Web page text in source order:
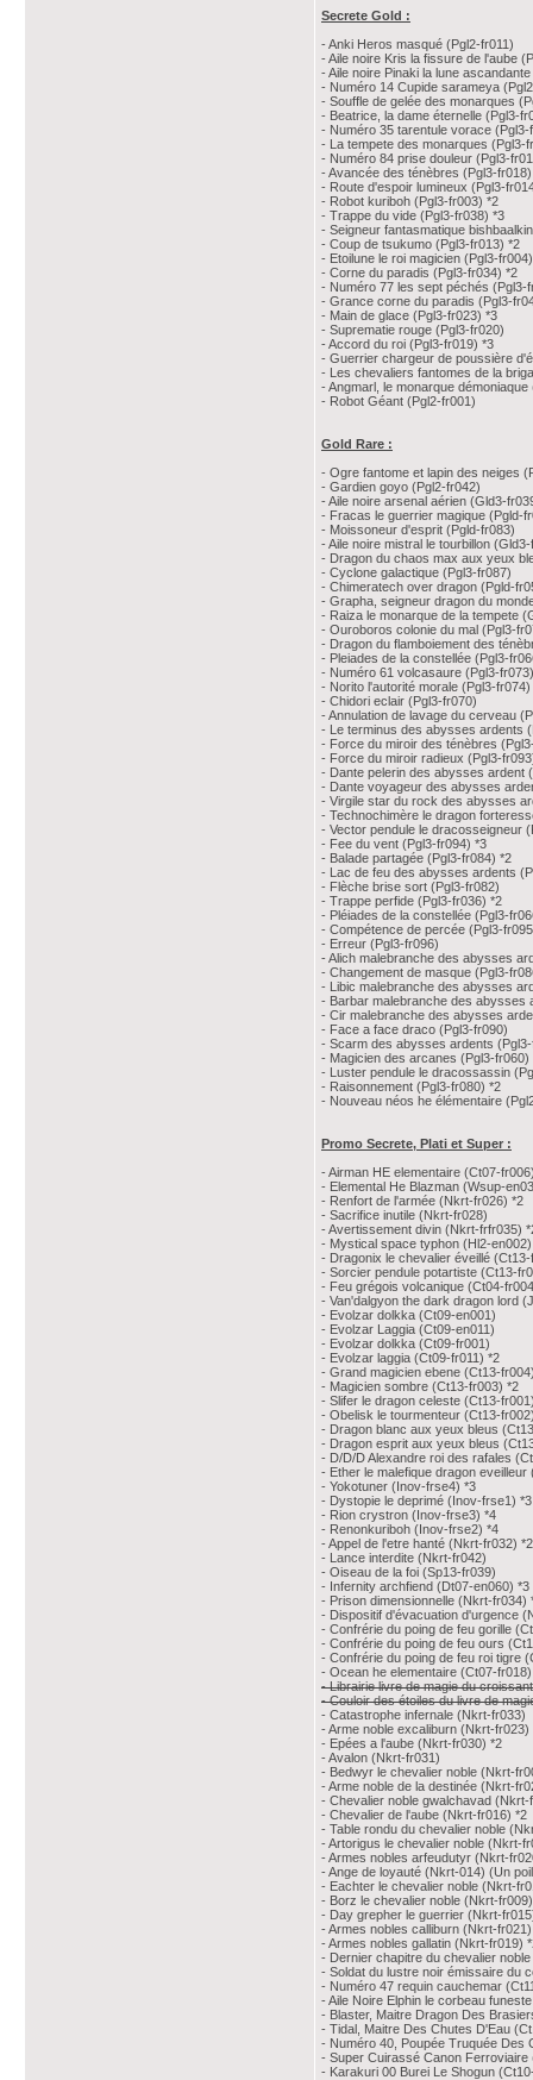
Secrete Gold :
- Anki Heros masqué (Pgl2-fr011)
- Aile noire Kris la fissure de l'aube
- Aile noire Pinaki la lune
- Numéro 14 Cupide sarameya
- Souffle de gelée des monarques
- Beatrice, la dame éternelle (Pgl3-
- Numéro 35 tarentule vorace (Pgl3-
- La tempete des monarques (Pgl3-
- Numéro 84 prise douleur (Pgl3-
- Avancée des ténèbres (Pgl3-fr018)
- Route d'espoir lumineux (Pgl3-
- Robot kuriboh (Pgl3-fr003) *2
- Trappe du vide (Pgl3-fr038) *3
- Seigneur fantasmatique
- Coup de tsukumo (Pgl3-fr013) *2
- Etoilune le roi magicien (Pgl3-
- Corne du paradis (Pgl3-fr034) *2
- Numéro 77 les sept péchés (Pgl3-
- Grance corne du paradis (Pgl3-
- Main de glace (Pgl3-fr023) *3
- Suprematie rouge (Pgl3-fr020)
- Accord du roi (Pgl3-fr019) *3
- Guerrier chargeur de poussière
- Les chevaliers fantomes de la
- Angmarl, le monarque
- Robot Géant (Pgl2-fr001)
Gold Rare :
- Ogre fantome et lapin des neiges
- Gardien goyo (Pgl2-fr042)
- Aile noire arsenal aérien (Gld3-
- Fracas le guerrier magique (Pgld-
- Moissoneur d'esprit (Pgld-fr083)
- Aile noire mistral le tourbillon
- Dragon du chaos max aux yeux
- Cyclone galactique (Pgl3-fr087)
- Chimeratech over dragon (Pgld-
- Grapha, seigneur dragon du
- Raiza le monarque de la tempete
- Ouroboros colonie du mal (Pgl3-
- Dragon du flamboiement des
- Pleiades de la constellée (Pgl3-
- Numéro 61 volcasaure (Pgl3-fr073)
- Norito l'autorité morale (Pgl3-fr074)
- Chidori eclair (Pgl3-fr070)
- Annulation de lavage du cerveau
- Le terminus des abysses ardents
- Force du miroir des ténèbres
- Force du miroir radieux (Pgl3-
- Dante pelerin des abysses ardent
- Dante voyageur des abysses
- Virgile star du rock des abysses
- Technochimère le dragon
- Vector pendule le dracosseigneur
- Fee du vent (Pgl3-fr094) *3
- Balade partagée (Pgl3-fr084) *2
- Lac de feu des abysses ardents
- Flèche brise sort (Pgl3-fr082)
- Trappe perfide (Pgl3-fr036) *2
- Pléiades de la constellée (Pgl3-
- Compétence de percée (Pgl3-
- Erreur (Pgl3-fr096)
- Alich malebranche des abysses
- Changement de masque (Pgl3-
- Libic malebranche des abysses
- Barbar malebranche des abysses
- Cir malebranche des abysses
- Face a face draco (Pgl3-fr090)
- Scarm des abysses ardents
- Magicien des arcanes (Pgl3-fr060)
- Luster pendule le dracossassin
- Raisonnement (Pgl3-fr080) *2
- Nouveau néos he élémentaire
Promo Secrete, Plati et Super :
- Airman HE elementaire (Ct07-
- Elemental He Blazman (Wsup-
- Renfort de l'armée (Nkrt-fr026) *2
- Sacrifice inutile (Nkrt-fr028)
- Avertissement divin (Nkrt-frfr035)
- Mystical space typhon (Hl2-en002)
- Dragonix le chevalier éveillé
- Sorcier pendule potartiste (Ct13-
- Feu grégois volcanique (Ct04-
- Van'dalgyon the dark dragon lord
- Evolzar dolkka (Ct09-en001)
- Evolzar Laggia (Ct09-en011)
- Evolzar dolkka (Ct09-fr001)
- Evolzar laggia (Ct09-fr011) *2
- Grand magicien ebene (Ct13-
- Magicien sombre (Ct13-fr003) *2
- Slifer le dragon celeste (Ct13-
- Obelisk le tourmenteur (Ct13-
- Dragon blanc aux yeux bleus
- Dragon esprit aux yeux bleus
- D/D/D Alexandre roi des rafales
- Ether le malefique dragon eveilleur
- Yokotuner (Inov-frse4) *3
- Dystopie le deprimé (Inov-frse1) *3
- Rion crystron (Inov-frse3) *4
- Renonkuriboh (Inov-frse2) *4
- Appel de l'etre hanté (Nkrt-fr032) *2
- Lance interdite (Nkrt-fr042)
- Oiseau de la foi (Sp13-fr039)
- Infernity archfiend (Dt07-en060) *3
- Prison dimensionnelle (Nkrt-fr034)
- Dispositif d'évacuation d'urgence
- Confrérie du poing de feu gorille
- Confrérie du poing de feu ours
- Confrérie du poing de feu roi tigre
- Ocean he elementaire (Ct07-fr018)
- Librairie livre de magie du
- Couloir des étoiles du livre de
- Catastrophe infernale (Nkrt-fr033)
- Arme noble excaliburn (Nkrt-fr023)
- Epées a l'aube (Nkrt-fr030) *2
- Avalon (Nkrt-fr031)
- Bedwyr le chevalier noble (Nkrt-
- Arme noble de la destinée (Nkrt-
- Chevalier noble gwalchavad (Nkrt-
- Chevalier de l'aube (Nkrt-fr016) *2
- Table rondu du chevalier noble
- Artorigus le chevalier noble (Nkrt-
- Armes nobles arfeudutyr (Nkrt-
- Ange de loyauté (Nkrt-014) (Un
- Eachter le chevalier noble (Nkrt-
- Borz le chevalier noble (Nkrt-
- Day grepher le guerrier (Nkrt-
- Armes nobles calliburn (Nkrt-
- Armes nobles gallatin (Nkrt-fr019)
- Dernier chapitre du chevalier
- Soldat du lustre noir émissaire du
- Numéro 47 requin cauchemar
- Aile Noire Elphin le corbeau
- Blaster, Maitre Dragon Des
- Tidal, Maitre Des Chutes D'Eau
- Numéro 40, Poupée Truquée Des
- Super Cuirassé Canon Ferroviaire
- Karakuri 00 Burei Le Shogun